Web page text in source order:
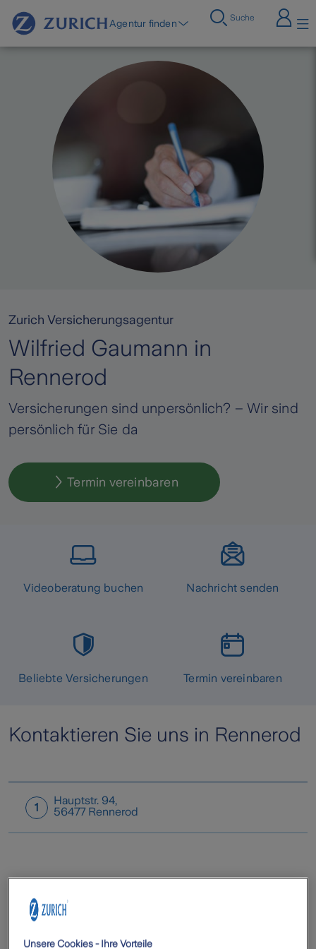
Agentur finden Suche
Zurich Versicherungsagentur
Wilfried Gaumann in
Rennerod
Versicherungen sind unpersönlich? – Wir sind
persönlich für Sie da
Termin vereinbaren
Videoberatung buchen Nachricht senden
Beliebte Versicherungen Termin vereinbaren
Kontaktieren Sie uns in Rennerod
1
Hauptstr. 94,
56477 Rennerod
Unsere Cookies - Ihre Vorteile